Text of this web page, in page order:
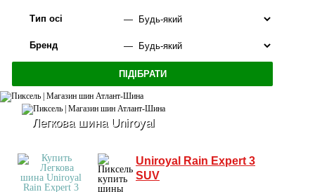
Тип осі
Бренд
Легкова шина Uniroyal
Uniroyal Rain Expert 3
SUV